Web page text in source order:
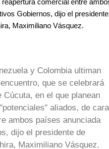
Gobiernos, dijo el presidente
Maximiliano Vásquez.
y Colombia ultiman
que se celebrará
en el que planean
aliados, de cara
ambos países anunciada
dijo el presidente de
Maximiliano Vásquez.